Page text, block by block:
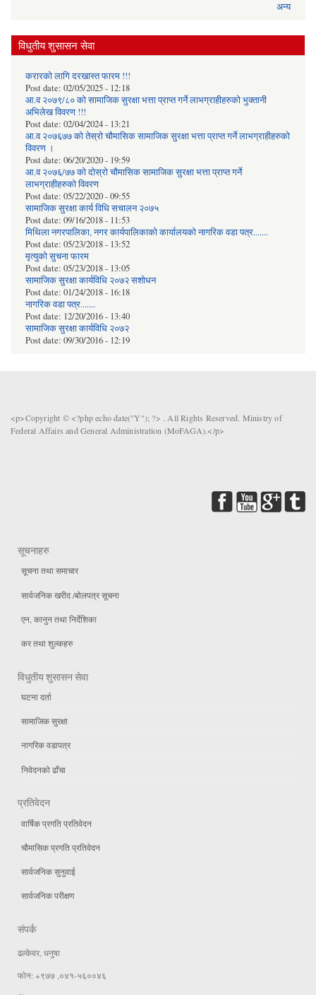
अन्य
विधुतीय शुसासन सेवा
करारको लागि दरखास्त फारम !!!
Post date: 02/05/2025 - 12:18
आ.व २०७९/८० को सामाजिक सुरक्षा भत्ता प्राप्त गर्ने लाभग्राहीहरुको भुक्तानी
अभिलेख विवरण !!!
Post date: 02/04/2024 - 13:21
आ.व २०७६७७ को तेस्रो चौमासिक सामाजिक सुरक्षा भत्ता प्राप्त गर्ने लाभग्राहीहरुको
विवरण ।
Post date: 06/20/2020 - 19:59
आ.व २०७६/७७ को दोस्रो चौमासिक सामाजिक सुरक्षा भत्ता प्राप्त गर्ने
लाभग्राहीहरुको विवरण
Post date: 05/22/2020 - 09:55
सामाजिक सुरक्षा कार्य विधि स‌चालन २०७५
Post date: 09/16/2018 - 11:53
मिथिला नगरपालिका, नगर कार्यपालिकाको कार्यालयकाे नागरिक वडा पत्र.......
Post date: 05/23/2018 - 13:52
मृत्युको सुचना फारम
Post date: 05/23/2018 - 13:05
सामाजिक सुरक्षा कार्यविधि २०७२ स‌शाेधन
Post date: 01/24/2018 - 16:18
नागरिक वडा पत्र.......
Post date: 12/20/2016 - 13:40
सामाजिक सुरक्षा कार्यविधि २०७२
Post date: 09/30/2016 - 12:19
<p>Copyright © <?php echo date("Y"); ?> . All Rights Reserved. Ministry of
Federal Affairs and General Administration (MoFAGA).</p>
सूचनाहरु
सूचना तथा समाचार
सार्वजनिक खरीद /बोलपत्र सूचना
एन, कानुन तथा निर्देशिका
कर तथा शुल्कहरु
विधुतीय शुसासन सेवा
घटना दर्ता
सामाजिक सुरक्षा
नागरिक वडापत्र
निवेदनको ढाँचा
प्रतिवेदन
वार्षिक प्रगति प्रतिवेदन
चौमासिक प्रगति प्रतिवेदन
सार्वजनिक सुनुवाई
सार्वजनिक परीक्षण
संपर्क
ढल्केवर, धनुषा
फोन: +९७७ ,०४१-५६००४६